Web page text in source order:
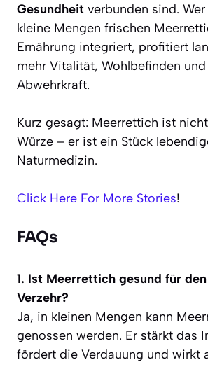
Gesundheit verbunden sind.
kleine Mengen frischen
Ernährung integriert, profitiert
mehr Vitalität, Wohlbefinden
Abwehrkraft.
Kurz gesagt: Meerrettich ist
Würze – er ist ein Stück
Naturmedizin.
Click Here For More Stories!
FAQs
1. Ist Meerrettich gesund für
Verzehr?
Ja, in kleinen Mengen kann
genossen werden. Er stärkt das
fördert die Verdauung und wirkt